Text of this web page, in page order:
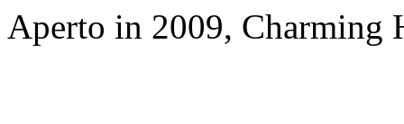
Aperto in 2009, Charming